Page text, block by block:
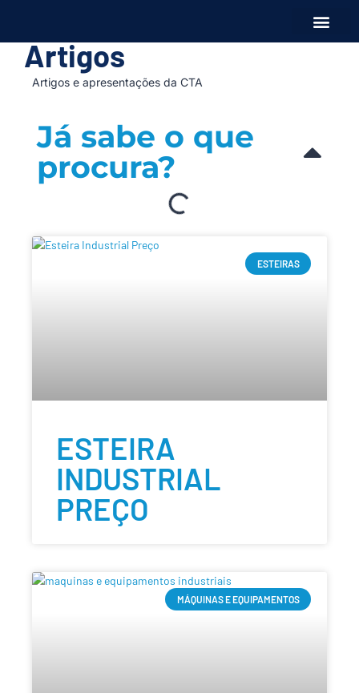
Artigos
Artigos e apresentações da CTA
Já sabe o que
procura?
ESTEIRAS
ESTEIRA
INDUSTRIAL
PREÇO
MÁQUINAS E EQUIPAMENTOS